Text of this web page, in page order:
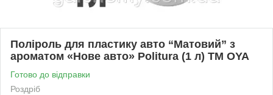
Поліроль для пластику авто “Матовий” з
ароматом «Нове авто» Politura (1 л) ТМ OYA
Готово до відправки
Роздріб